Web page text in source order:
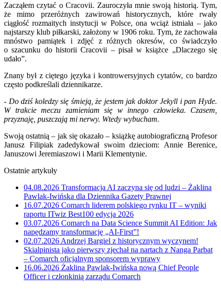
Zacząłem czytać o Cracovii. Zauroczyła mnie swoją historią. Tym,
że mimo przeróżnych zawirowań historycznych, które rwały
ciągłość rozmaitych instytucji w Polsce, ona wciąż istniała – jako
najstarszy klub piłkarski, założony w 1906 roku. Tym, że zachowała
mnóstwo pamiątek i zdjęć z różnych okresów, co świadczyło
o szacunku do historii Cracovii – pisał w książce „Dlaczego się
udało”.
Znany był z ciętego języka i kontrowersyjnych cytatów, co bardzo
często podkreślali dziennikarze.
- Do dziś koledzy się śmieją, że jestem jak doktor Jekyll i pan Hyde.
W trakcie meczu zamieniam się w innego człowieka. Czasem,
przyznaję, puszczają mi nerwy. Wtedy wybucham.
Swoją ostatnią – jak się okazało – książkę autobiograficzną Profesor
Janusz Filipiak zadedykował swoim dzieciom: Annie Berenice,
Januszowi Jeremiaszowi i Marii Klementynie.
Ostatnie artykuły
04.08.2026 Transformacja AI zaczyna się od ludzi – Żaklina
Pawlak-Iwińska dla Dziennika Gazety Prawnej
16.07.2026 Comarch liderem polskiego rynku IT – wyniki
raportu ITwiz Best100 edycja 2026
03.07.2026 Comarch na Data Science Summit AI Edition: Jak
napędzamy transformację „AI-First”!
02.07.2026 Andrzej Bargiel z historycznym wyczynem!
Skialpinista jako pierwszy zjechał na nartach z Nanga Parbat
– Comarch oficjalnym sponsorem wyprawy
16.06.2026 Żaklina Pawlak-Iwińska nową Chief People
Officer i członkinią zarządu Comarch